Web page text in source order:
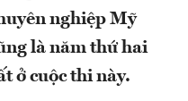
nghiệp Mỹ
là năm thứ hai
ở cuộc thi này.